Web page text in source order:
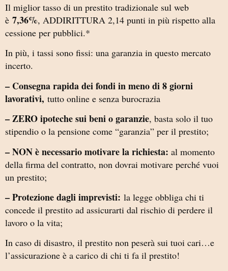
Il miglior tasso di un prestito tradizionale sul web
è 7,36%, ADDIRITTURA 2,14 punti in più rispetto alla
cessione per pubblici.*
In più, i tassi sono fissi: una garanzia in questo mercato
incerto.
– Consegna rapida dei fondi in meno di 8 giorni
lavorativi, tutto online e senza burocrazia
– ZERO ipoteche sui beni o garanzie, basta solo il tuo
stipendio o la pensione come “garanzia” per il prestito;
– NON è necessario motivare la richiesta: al momento
della firma del contratto, non dovrai motivare perché vuoi
un prestito;
– Protezione dagli imprevisti: la legge obbliga chi ti
concede il prestito ad assicurarti dal rischio di perdere il
lavoro o la vita;
In caso di disastro, il prestito non peserà sui tuoi cari…e
l’assicurazione è a carico di chi ti fa il prestito!